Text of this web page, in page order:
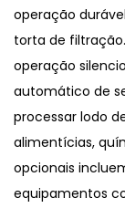
operação
torta de
operação
automático de
processar lodo
alimentícias,
opcionais
equipamentos